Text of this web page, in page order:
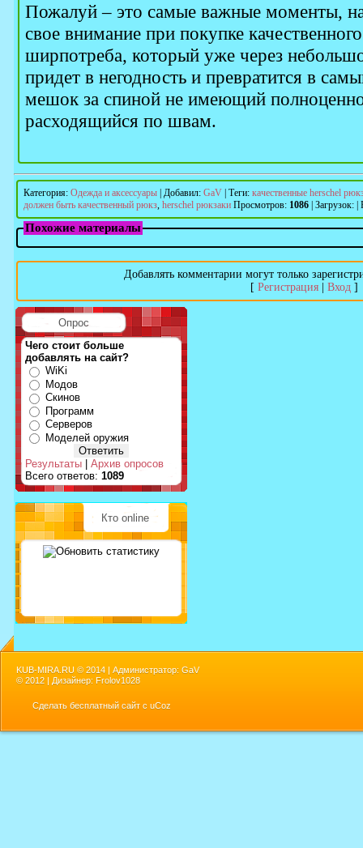
Пожалуй – это самые важные моменты, на
свое внимание при покупке
ширпотреба, который уже через
придет в негодность и превратится в
мешок за спиной не имеющий
расходящийся по швам.
Категория: Одежда и аксессуары Добавил: GaV Теги: качественные herschel
должен быть качественный рюкз, herschel рюкзаки Просмотров: 1086 Загрузок:
Похожие материалы
Добавлять комментарии могут только
[ Регистрация| Вход]
Опрос
Чего стоит больше
добавлять на сайт?
WiKi
Модов
Скинов
Программ
Серверов
Моделей оружия
Результаты
Архив опросов
Всего ответов: 1089
Кто online
KUB-MIRA.RU © 2014 | Администратор: GaV
© 2012 | Дизайнер: Frolov1028
Сделать бесплатный сайт с uCoz